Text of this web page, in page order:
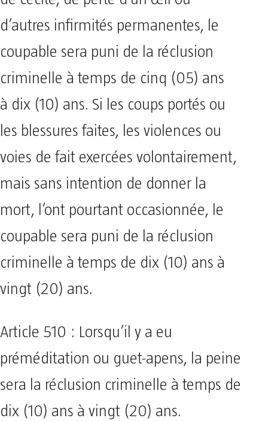
d’autres infirmités permanentes, le
coupable sera puni de la réclusion
criminelle à temps de cinq (05) ans
à dix (10) ans. Si les coups portés ou
les blessures faites, les violences ou
voies de fait exercées volontairement,
mais sans intention de donner la
mort, l’ont pourtant occasionnée, le
coupable sera puni de la réclusion
criminelle à temps de dix (10) ans à
vingt (20) ans.
Article 510 : Lorsqu’il y a eu
préméditation ou guet-apens, la peine
sera la réclusion criminelle à temps de
dix (10) ans à vingt (20) ans.